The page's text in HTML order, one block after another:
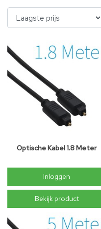
Optische Kabel 1.8 Meter
Inloggen
Bekijk product